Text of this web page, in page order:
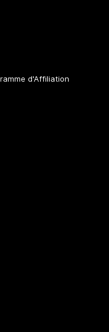
d'Affiliation